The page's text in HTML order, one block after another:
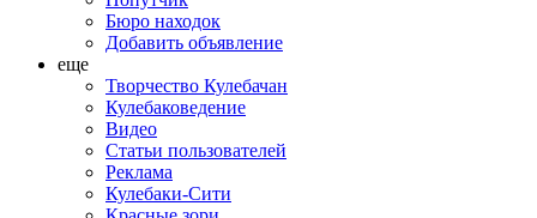
Бюро находок
Добавить объявление
еще
Творчество Кулебачан
Кулебаковедение
Видео
Статьи пользователей
Реклама
Кулебаки-Сити